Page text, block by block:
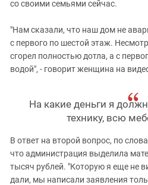
со своими семьями сейчас.
"Нам сказали, что наш дом не
с первого по шестой этаж.
сгорел полностью дотла, а с
водой", - говорит женщина на
На какие деньги я
технику, всю
В ответ на второй вопрос, по
что администрация выделила
тысяч рублей. "Которую я еще не
дали, мы написали заявления